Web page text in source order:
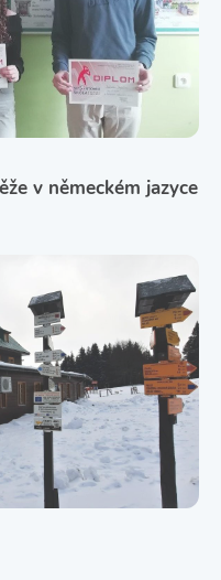
v německém jazyce